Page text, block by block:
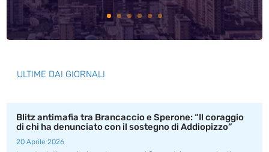
ULTIME DAI GIORNALI
Blitz antimafia tra Brancaccio e Sperone: “Il coraggio
di chi ha denunciato con il sostegno di Addiopizzo”
20 Aprile 2026